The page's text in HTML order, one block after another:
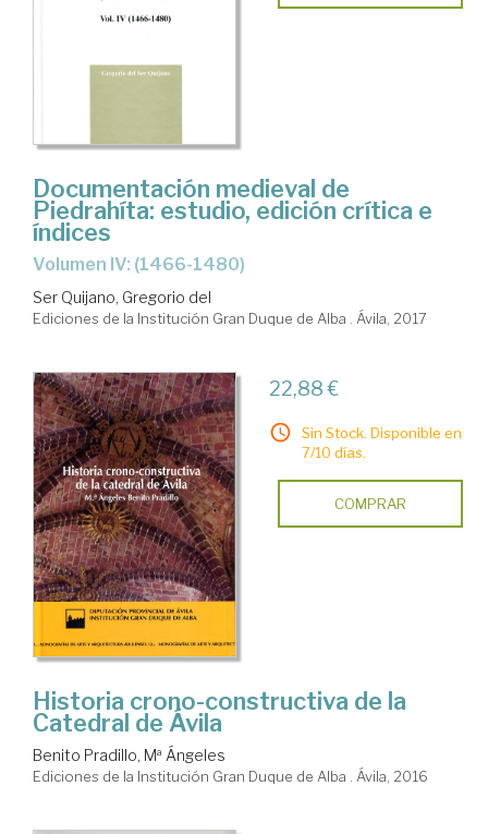
Documentación medieval de
Piedrahíta: estudio, edición crítica e
índices
Volumen IV: (1466-1480)
Ser Quijano, Gregorio del
Ediciones de la Institución Gran Duque de Alba . Ávila, 2017
22,88 €
Sin Stock. Disponible en
7/10 días.
COMPRAR
Historia crono-constructiva de la
Catedral de Ávila
Benito Pradillo, Mª Ángeles
Ediciones de la Institución Gran Duque de Alba . Ávila, 2016